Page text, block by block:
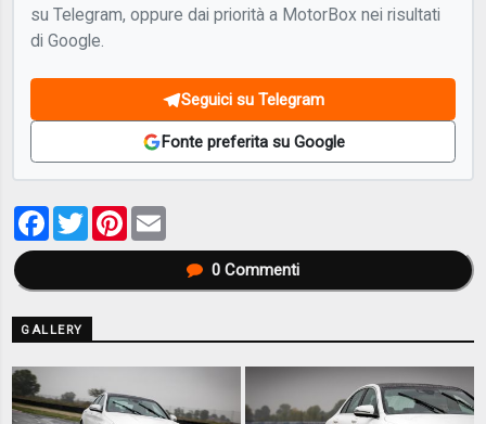
su Telegram, oppure dai priorità a MotorBox nei risultati
di Google.
Seguici su Telegram
Fonte preferita su Google
Facebook
TwitterPinterest
0Commenti
GALLERY